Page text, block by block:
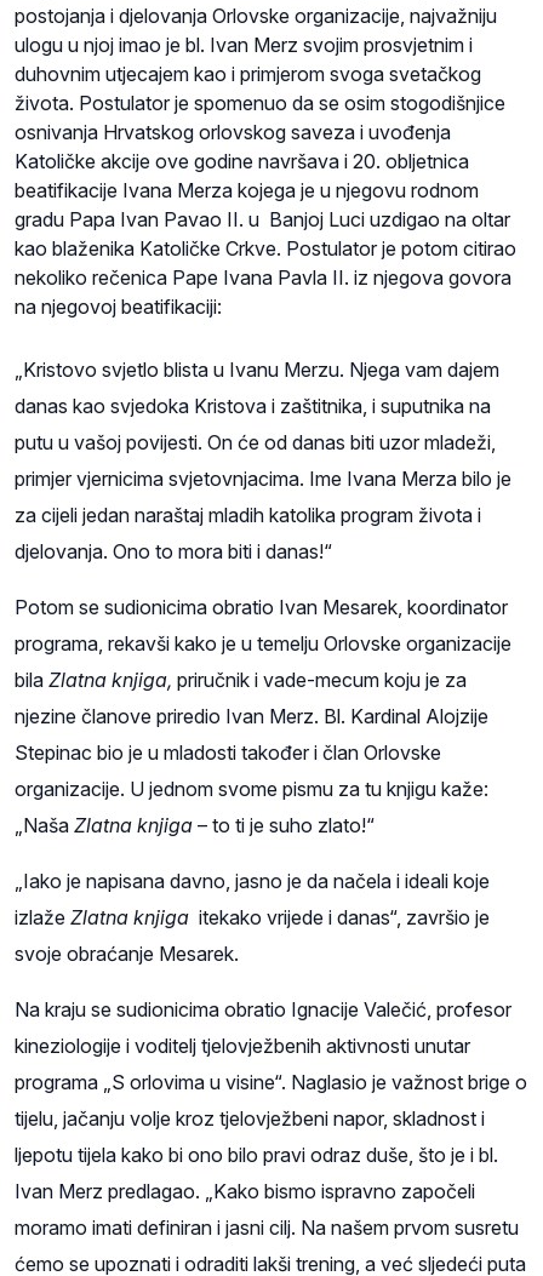
postojanja i djelovanja Orlovske organizacije, najvažniju
ulogu u njoj imao je bl. Ivan Merz svojim prosvjetnim i
duhovnim utjecajem kao i primjerom svoga svetačkog
života. Postulator je spomenuo da se osim stogodišnjice
osnivanja Hrvatskog orlovskog saveza i uvođenja
Katoličke akcije ove godine navršava i 20. obljetnica
beatifikacije Ivana Merza kojega je u njegovu rodnom
gradu Papa Ivan Pavao II. u Banjoj Luci uzdigao na oltar
kao blaženika Katoličke Crkve. Postulator je potom citirao
nekoliko rečenica Pape Ivana Pavla II. iz njegova govora
na njegovoj beatifikaciji:
„Kristovo svjetlo blista u Ivanu Merzu. Njega vam dajem
danas kao svjedoka Kristova i zaštitnika, i suputnika na
putu u vašoj povijesti. On će od danas biti uzor mladeži,
primjer vjernicima svjetovnjacima. Ime Ivana Merza bilo je
za cijeli jedan naraštaj mladih katolika program života i
djelovanja. Ono to mora biti i danas!“
Potom se sudionicima obratio Ivan Mesarek, koordinator
programa, rekavši kako je u temelju Orlovske organizacije
bila Zlatna knjiga, priručnik i vade-mecum koju je za
njezine članove priredio Ivan Merz. Bl. Kardinal Alojzije
Stepinac bio je u mladosti također i član Orlovske
organizacije. U jednom svome pismu za tu knjigu kaže:
„Naša Zlatna knjiga – to ti je suho zlato!“
„Iako je napisana davno, jasno je da načela i ideali koje
izlaže Zlatna knjiga itekako vrijede i danas“, završio je
svoje obraćanje Mesarek.
Na kraju se sudionicima obratio Ignacije Valečić, profesor
kineziologije i voditelj tjelovježbenih aktivnosti unutar
programa „S orlovima u visine“. Naglasio je važnost brige o
tijelu, jačanju volje kroz tjelovježbeni napor, skladnost i
ljepotu tijela kako bi ono bilo pravi odraz duše, što je i bl.
Ivan Merz predlagao. „Kako bismo ispravno započeli
moramo imati definiran i jasni cilj. Na našem prvom susretu
ćemo se upoznati i odraditi lakši trening, a već sljedeći puta